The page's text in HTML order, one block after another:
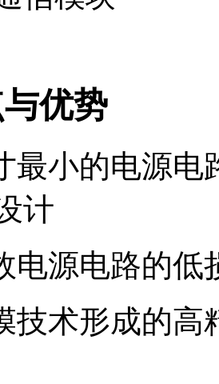
优势
最小的电源电
计
电源电路的低
技术形成的高